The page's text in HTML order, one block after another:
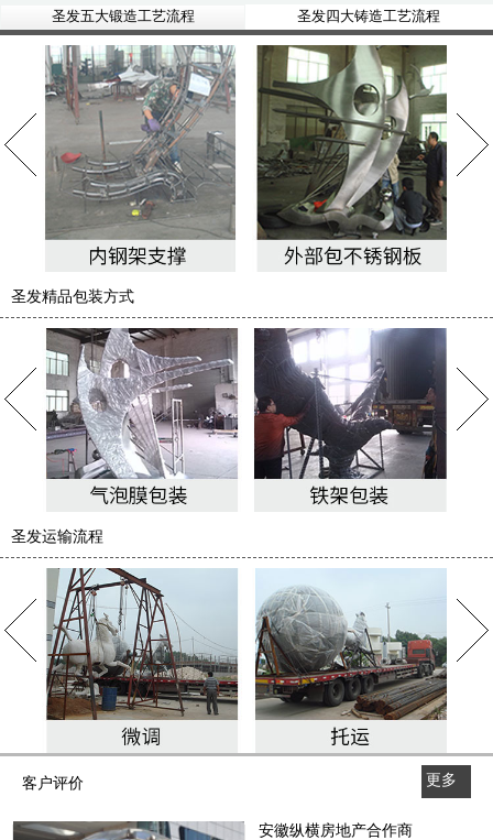
圣发五大锻造工艺流程 圣发四大铸造工艺流程
圣发精品包装方式
圣发运输流程
客户评价
更多
安徽纵横房地产合作商